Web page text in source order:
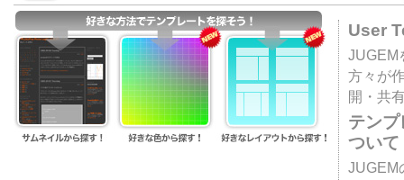
User
JUGEM
方々が
開・共
テン
ついて
JUGEM